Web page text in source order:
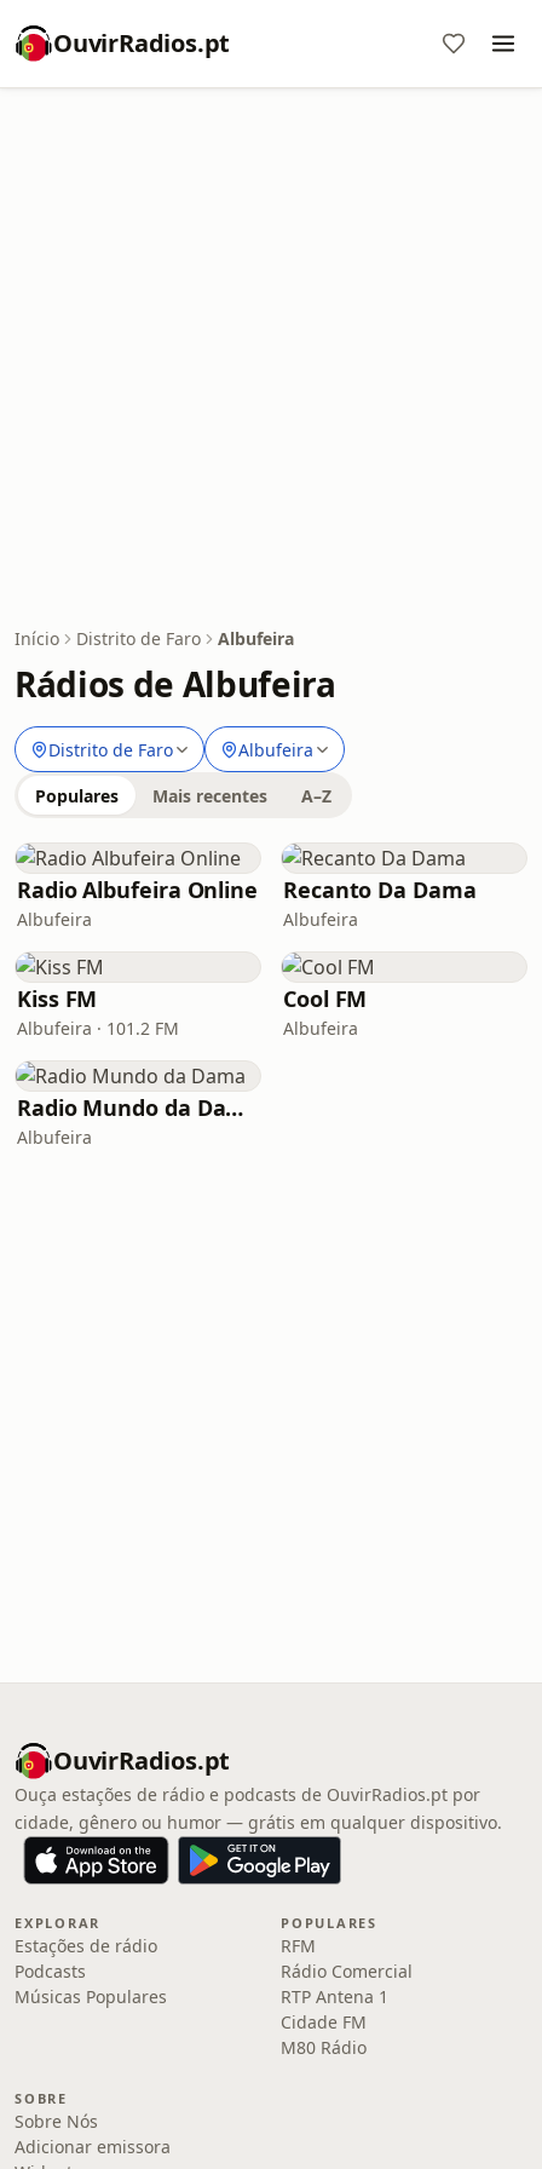
OuvirRadios.pt
Início Distrito de Faro Albufeira
Rádios de Albufeira
Distrito de Faro Albufeira
Populares Mais recentes A–Z
Radio Albufeira Online
Albufeira
Recanto Da Dama
Albufeira
Kiss FM
Albufeira · 101.2 FM
Cool FM
Albufeira
Radio Mundo da Dama
Albufeira
OuvirRadios.pt
Ouça estações de rádio e podcasts de OuvirRadios.pt por
cidade, gênero ou humor — grátis em qualquer dispositivo.
EXPLORAR
Estações de rádio
Podcasts
Músicas Populares
POPULARES
RFM
Rádio Comercial
RTP Antena 1
Cidade FM
M80 Rádio
SOBRE
Sobre Nós
Adicionar emissora